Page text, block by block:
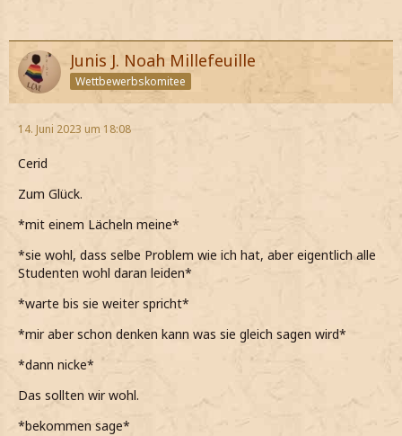
hinters Ohr streiche*
*den Block neben mich lege und mein Gesicht ein wenig
gen Sonne strecke*
Ich tue mich ja tatsächlich ein wenig schwer mit
Umhängen. Kleider mag ich sehr gerne, und vor allem auch
Geheimnis ist*
Junis J. Noah Millefeuille
Wettbewerbskomitee
14. Juni 2023 um 18:08
Cerid
Zum Glück.
*mit einem Lächeln meine*
*sie wohl, dass selbe Problem wie ich hat, aber eigentlich alle
Studenten wohl daran leiden*
*warte bis sie weiter spricht*
*mir aber schon denken kann was sie gleich sagen wird*
*dann nicke*
Das sollten wir wohl.
*bekommen sage*